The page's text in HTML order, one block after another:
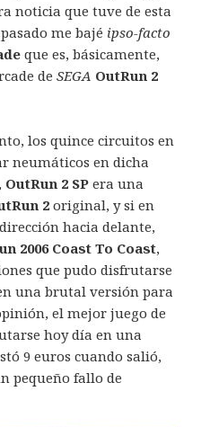
noticia que tuve de esta
me bajé ipso-facto
que es, básicamente,
deSEGA OutRun 2
los quince circuitos en
neumáticos en dicha
OutRun 2 SP era una
2original, y si en
hacia delante,
2006 Coast To Coast,
que pudo disfrutarse
una brutal versión para
el mejor juego de
hoy día en una
9 euros cuando salió,
pequeño fallo de